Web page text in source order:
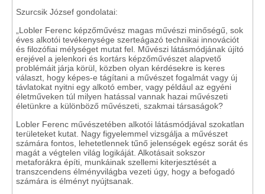
Szurcsik József gondolatai:
„Lobler Ferenc képzőművész magas művészi minőségű, sok
éves alkotói tevékenysége szerteágazó technikai innovációt
és filozófiai mélységet mutat fel. Művészi látásmódjának újító
erejével a jelenkori és kortárs képzőművészet alapvető
problémáit járja körül, közben olyan kérdésekre is keres
választ, hogy képes-e tágítani a művészet fogalmát vagy új
távlatokat nyitni egy alkotó ember, vagy például az egyéni
életműveken túl milyen hatással vannak hazai művészeti
életünkre a különböző művészeti, szakmai társaságok?
Lobler Ferenc művészetében alkotói látásmódjával szokatlan
területeket kutat. Nagy figyelemmel vizsgálja a művészet
számára fontos, lehetetlennek tűnő jelenségek egész sorát és
magát a végtelen világ logikáját. Alkotásait sokszor
metaforákra építi, munkáinak szellemi kiterjesztését a
transzcendens élményvilágba vezeti úgy, hogy a befogadó
számára is élményt nyújtsanak.